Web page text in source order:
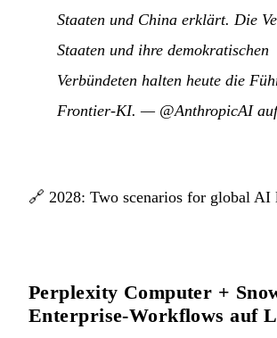
Staaten und China erklärt. Die
Staaten und ihre demokratischen
Verbündeten halten heute die
Frontier-KI. — @AnthropicAI
🔗 2028: Two scenarios for global AI
Perplexity Computer +
Enterprise-Workflows auf